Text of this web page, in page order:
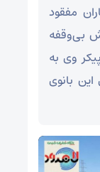
مفقود
بی‌وقفه
وی به
بانوی